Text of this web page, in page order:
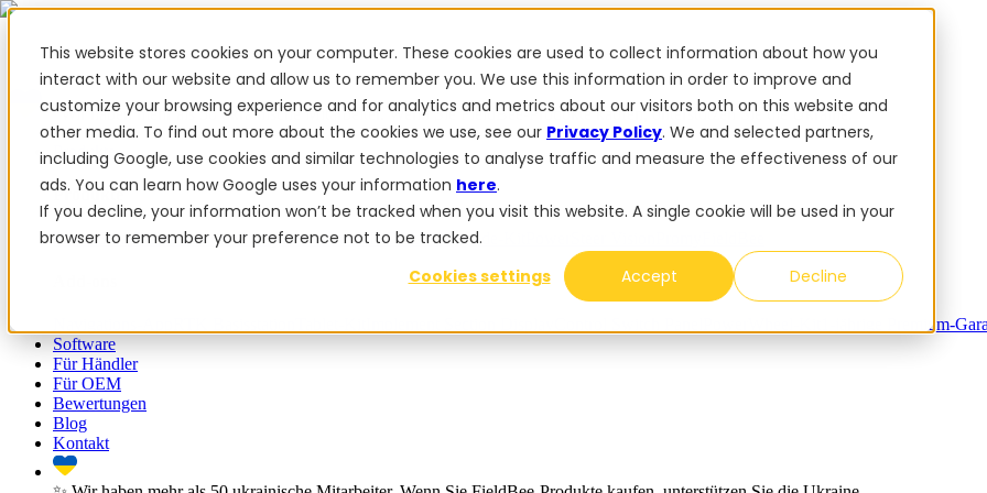
This website stores cookies on your computer. These cookies are used to collect information about how you
interact with our website and allow us to remember you. We use this information in order to improve and
customize your browsing experience and for analytics and metrics about our visitors both on this website and
other media. To find out more about the cookies we use, see our Privacy Policy. We and selected partners,
including Google, use cookies and similar technologies to analyse traffic and measure the effectiveness of our
ads. You can learn how Google uses your information here.
If you decline, your information won’t be tracked when you visit this website. A single cookie will be used in your
browser to remember your preference not to be tracked.
Cookies settings
Accept Decline
✨ Wir haben mehr als 50 ukrainische Mitarbeiter. Wenn Sie FieldBee-Produkte kaufen, unterstützen Sie die Ukraine.
Produkte
Produkte
PowerSteer™PowerSteer ReadyPowerGuide ISOBUS Upgrade-Kit
1-jährige Premium-
Software
Für Händler
Für OEM
Bewertungen
Blog
Kontakt